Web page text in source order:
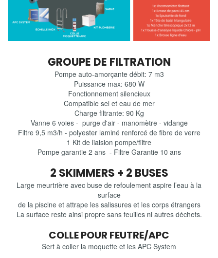
GROUPE DE FILTRATION
Pompe auto-amorçante débit: 7 m3
Puissance max: 680 W
Fonctionnement silencieux
Compatible sel et eau de mer
Charge filtrante: 90 Kg
Vanne 6 voies - purge d'air - manomètre - vidange
Filtre 9,5 m3/h - polyester laminé renforcé de fibre de verre
1 Kit de liaision pompe/filtre
Pompe garantie 2 ans - Filtre Garantie 10 ans
2 SKIMMERS + 2 BUSES
Large meurtrière avec buse de refoulement aspire l’eau à la
surface
de la piscine et attrape les salissures et les corps étrangers
La surface reste ainsi propre sans feuilles ni autres déchets.
COLLE POUR FEUTRE/APC
Sert à coller la moquette et les APC System